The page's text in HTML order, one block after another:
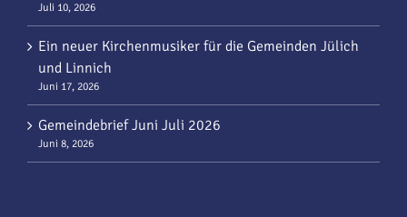
Juli 10, 2026
Ein neuer Kirchenmusiker für die Gemeinden Jülich
und Linnich
Juni 17, 2026
Gemeindebrief Juni Juli 2026
Juni 8, 2026